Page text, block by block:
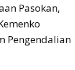
Pasokan,
Pengendalian